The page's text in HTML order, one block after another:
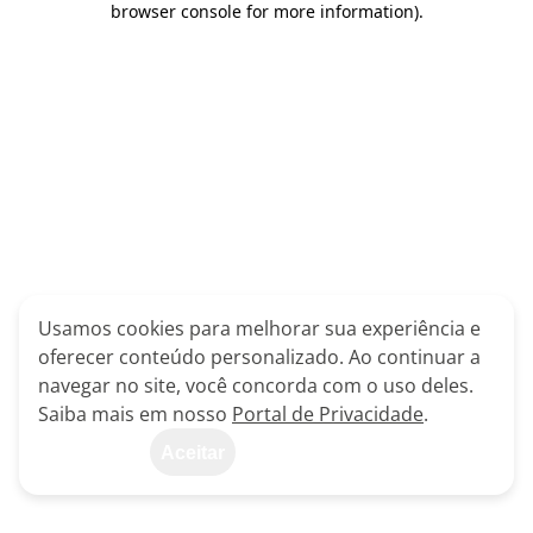
browser console for more information).
Usamos cookies para melhorar sua experiência e
oferecer conteúdo personalizado. Ao continuar a
navegar no site, você concorda com o uso deles.
Saiba mais em nosso Portal de Privacidade.